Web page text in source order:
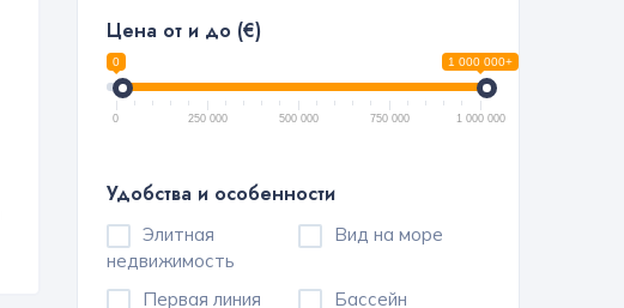
Цена от и до (€)
0 1 000 000+
0 250 000 500 000 750 000 1 000 000
Удобства и особенности
Элитная
недвижимость
Вид на море
Первая линия
Бассейн